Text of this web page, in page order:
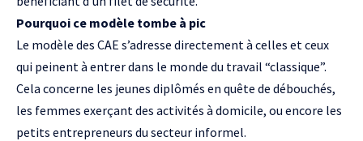
Pourquoi ce modèle tombe à pic
Le modèle des CAE s’adresse directement à celles et ceux
qui peinent à entrer dans le monde du travail “classique”.
Cela concerne les jeunes diplômés en quête de débouchés,
les femmes exerçant des activités à domicile, ou encore les
petits entrepreneurs du secteur informel.